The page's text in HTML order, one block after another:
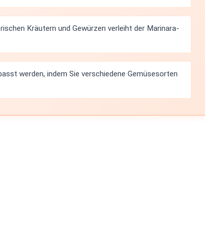
Kräutern und Gewürzen verleiht der Marinara-
werden, indem Sie verschiedene Gemüsesorten